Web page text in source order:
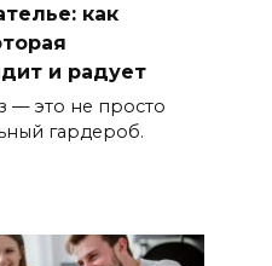
как
и радует
— это не просто
гардероб.